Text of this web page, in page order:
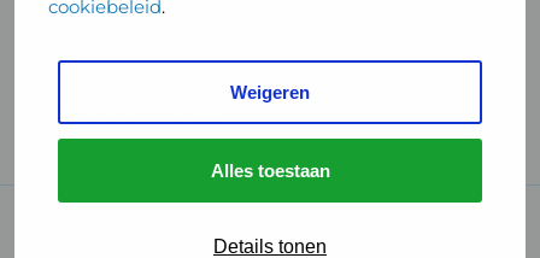
cookiebeleid.
Weigeren
Alles toestaan
Details tonen
GGD Reisvaccinaties